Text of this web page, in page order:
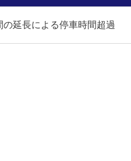
の延長による停車時間超過